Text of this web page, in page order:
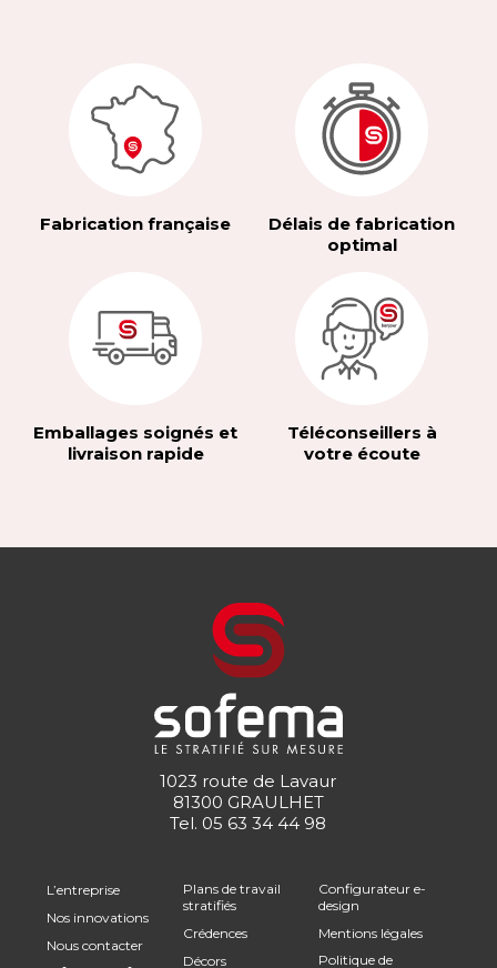
Fabrication française
Délais de fabrication
optimal
Emballages soignés et
livraison rapide
Téléconseillers à
votre écoute
1023 route de Lavaur
81300 GRAULHET
Tel. 05 63 34 44 98
L’entreprise
Nos innovations
Nous contacter
Plans de travail
stratifiés
Crédences
Décors
Configurateur e-
design
Mentions légales
Politique de